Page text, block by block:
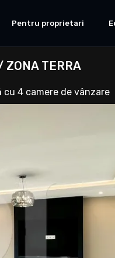
Pentru proprietari
ZONA TERRA
cu 4 camere de vânzare